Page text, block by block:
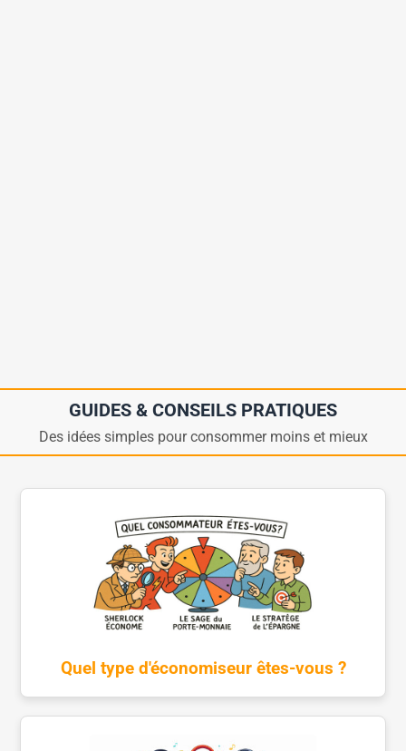
GUIDES & CONSEILS PRATIQUES
Des idées simples pour consommer moins et mieux
Quel type d'économiseur êtes-vous ?